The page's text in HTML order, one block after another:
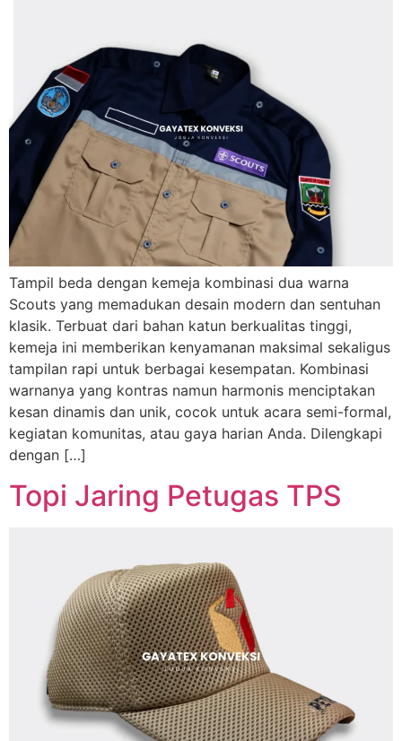
Tampil beda dengan kemeja kombinasi dua warna
Scouts yang memadukan desain modern dan sentuhan
klasik. Terbuat dari bahan katun berkualitas tinggi,
kemeja ini memberikan kenyamanan maksimal sekaligus
tampilan rapi untuk berbagai kesempatan. Kombinasi
warnanya yang kontras namun harmonis menciptakan
kesan dinamis dan unik, cocok untuk acara semi-formal,
kegiatan komunitas, atau gaya harian Anda. Dilengkapi
dengan […]
Topi Jaring Petugas TPS